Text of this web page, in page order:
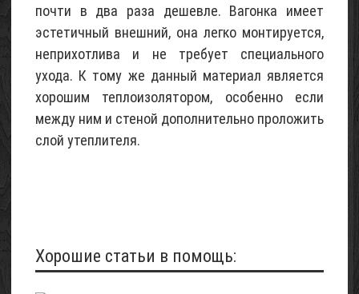
почти в два раза дешевле. Вагонка имеет
эстетичный внешний, она легко монтируется,
неприхотлива и не требует специального
ухода. К тому же данный материал является
хорошим теплоизолятором, особенно если
между ним и стеной дополнительно проложить
слой утеплителя.
Хорошие статьи в помощь: